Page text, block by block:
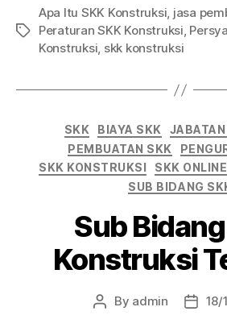
Apa Itu SKK Konstruksi, jasa
Peraturan SKK Konstruksi,
Konstruksi, skk konstruksi
SKK BIAYA SKK
PEMBUATAN SKK
SKK KONSTRUKSI
SKK ONLINE
SUB BIDANG
Sub
Konstruksi
By admin 18/